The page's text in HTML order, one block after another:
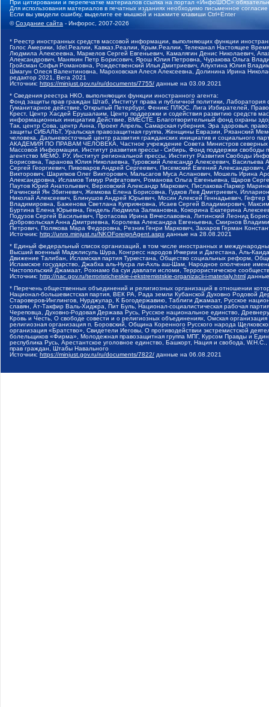
При цитировании и перепечатке материалов ссылка на портал «ИнфоШОС»
Для использования материалов в печатных изданиях необходимо письменное
Если вы увидели ошибку, выделите ее мышкой и нажмите клавиши Ctrl+Enter
©Создание сайта - Инфорос, 2007-2026
* Реестр иностранных средств массовой информации, выполняющих функции
Голос Америки, Idel.Реалии, Кавказ.Реалии, Крым.Реалии, Телеканал Настоящее
Людмила Алексеевна, Маркелов Сергей Евгеньевич, Камалягин Денис Николаевич,
Александрович, Маняхин Петр Борисович, Ярош Юлия Петровна, Чуракова Ольга
Гройсман Софья Романовна, Рождественский Илья Дмитриевич, Апухтина Юлия
Шмагун Олеся Валентиновна, Мароховская Алеся Алексеевна, Долинина Ирина
редактор 2021, Вега 2021
Источник: https://minjust.gov.ru/ru/documents/7755/ данные на 03.09.2021
* Сведения реестра НКО, выполняющих функции иностранного агента:
Фонд защиты прав граждан Штаб, Институт права и публичной политики,
Гуманитарное действие, Открытый Петербург, Феникс ПЛЮС, Лига Избирателей,
Крест, Центр Хасдей Ерушалаим, Центр поддержки и содействия развитию средств
информационных инициатив Действие, ВМЕСТЕ, Благотворительный фонд охраны
Так, центр Сова, центр Анна, Проект Апрель, Самарская губерния, Эра здоровья,
защиты СИБАЛЬТ, Уральская правозащитная группа, Женщины Евразии, Рязанский
человека, Дальневосточный центр развития гражданских инициатив и социального
АКАДЕМИЯ ПО ПРАВАМ ЧЕЛОВЕКА, Частное учреждение Совета Министров северных
Массовой Информации, Институт развития прессы - Сибирь, Фонд поддержки
агентство МЕМО. РУ, Институт региональной прессы, Институт Развития Свободы
Борисовна, Таранова Юлия Николаевна, Туровский Александр Алексеевич,
Сергей Георгиевич, Пивоваров Андрей Сергеевич, Писемский Евгений
Викторович, Шарипков Олег Викторович, Мальсагов Муса Асланович, Мошель Ирина
Александровна, Исламов Тимур Рифгатович, Романова Ольга Евгеньевна, Щаров
Паутов Юрий Анатольевич, Верховский Александр Маркович, Пислакова-Паркер
Рачинский Ян Збигневич, Жемкова Елена Борисовна, Гудков Лев Дмитриевич,
Николай Алексеевич, Блинушов Андрей Юрьевич, Мосин Алексей Геннадьевич,
Владимировна, Баженова Светлана Куприяновна, Исаев Сергей Владимирович,
Буртина Елена Юрьевна, Гендель Людмила Залмановна, Кокорина Екатерина
Подузов Сергей Васильевич, Протасова Ирина Вячеславовна, Литинский Леонид
Добровольская Анна Дмитриевна, Королева Александра Евгеньевна, Смирнов
Петрович, Полякова Мара Федоровна, Резник Генри Маркович, Захаров Герман
Источник: http://unro.minjust.ru/NKOForeignAgent.aspx данные на 28.08.2021
* Единый федеральный список организаций, в том числе иностранных и
Высший военный Маджлисуль Шура, Конгресс народов Ичкерии и Дагестана, Аль-
Движение Талибан, Исламская партия Туркестана, Общество социальных реформ,
Исламское государство, Джабха аль-Нусра ли-Ахль аш-Шам, Народное ополчение
Чистопольский Джамаат, Рохнамо ба суи давлати исломи, Террористическое
Источник: http://nac.gov.ru/terroristicheskie-i-ekstremistskie-organizacii-i-materialy.html
* Перечень общественных объединений и религиозных организаций в отношении
Национал-большевистская партия, ВЕК РА, Рада земли Кубанской Духовно Родовой
Староверов-Инглингов, Нурджулар, К Богодержавию, Таблиги Джамаат, Русское
славян, Ат-Такфир Валь-Хиджра, Пит Буль, Национал-социалистическая рабочая
Череповца, Духовно-Родовая Держава Русь, Русское национальное единство,
Кровь и Честь, О свободе совести и о религиозных объединениях, Омская
религиозная организация п. Боровский, Община Коренного Русского народа
организация «Братство», Свидетели Иеговы, О противодействии экстремистской
болельщиков «Фирма», Молодежная правозащитная группа МПГ, Курсом Правды и
республика Русь, Арестантское уголовное единство, Башкорт, Нация и свобода,
прав граждан, Штабы Навального
Источник: https://minjust.gov.ru/ru/documents/7822/ данные на 06.08.2021